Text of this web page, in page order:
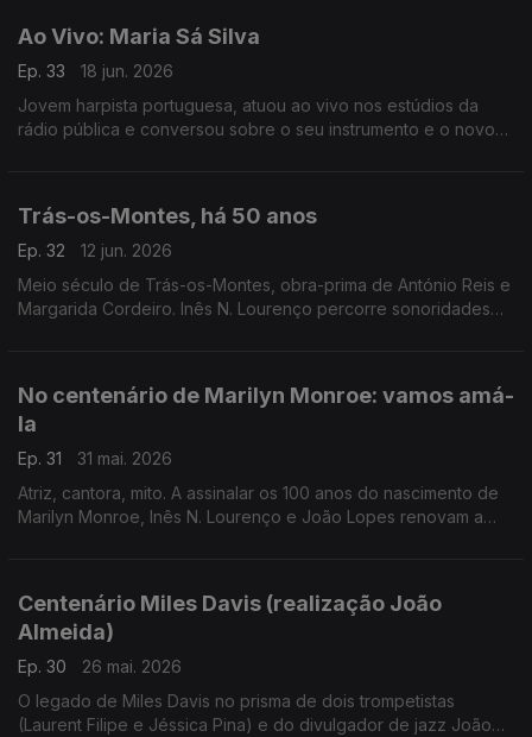
Ao Vivo: Maria Sá Silva
Ep. 33
18 jun. 2026
Jovem harpista portuguesa, atuou ao vivo nos estúdios da
rádio pública e conversou sobre o seu instrumento e o novo
Trás-os-Montes, há 50 anos
Ep. 32
12 jun. 2026
Meio século de Trás-os-Montes, obra-prima de António Reis e
Margarida Cordeiro. Inês N. Lourenço percorre sonoridades
No centenário de Marilyn Monroe: vamos amá-
la
Ep. 31
31 mai. 2026
Atriz, cantora, mito. A assinalar os 100 anos do nascimento de
Marilyn Monroe, Inês N. Lourenço e João Lopes renovam a
Centenário Miles Davis (realização João
Almeida)
Ep. 30
26 mai. 2026
O legado de Miles Davis no prisma de dois trompetistas
(Laurent Filipe e Jéssica Pina) e do divulgador de jazz João